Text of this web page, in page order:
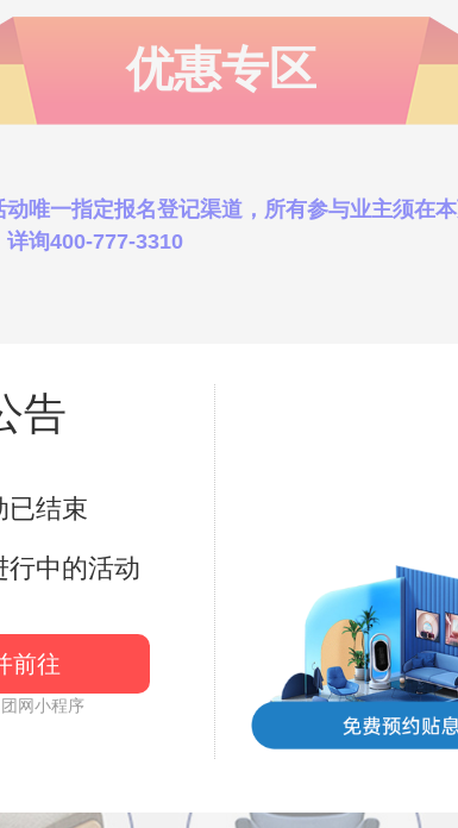
优惠专区
唯一指定报名登记渠道，所有参与业主须在
询400-777-3310
地图路线
告
已结束
行中的活动
前往
网小程序